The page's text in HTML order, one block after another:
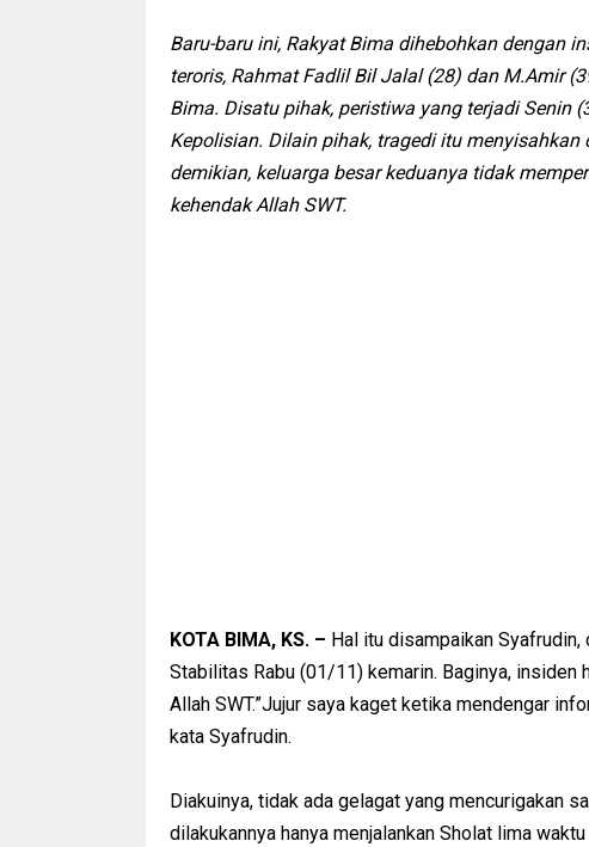
Baru-baru ini, Rakyat Bima dihebohkan dengan
teroris, Rahmat Fadlil Bil Jalal (28) dan M.Amir
Bima. Disatu pihak, peristiwa yang terjadi Senin
Kepolisian. Dilain pihak, tragedi itu
demikian, keluarga besar keduanya tidak
kehendak Allah SWT.
KOTA BIMA, KS. – Hal itu disampaikan
Stabilitas Rabu (01/11) kemarin. Baginya, insiden
Allah SWT.”Jujur saya kaget ketika mendengar
kata Syafrudin.
Diakuinya, tidak ada gelagat yang mencurigakan
dilakukannya hanya menjalankan Sholat lima